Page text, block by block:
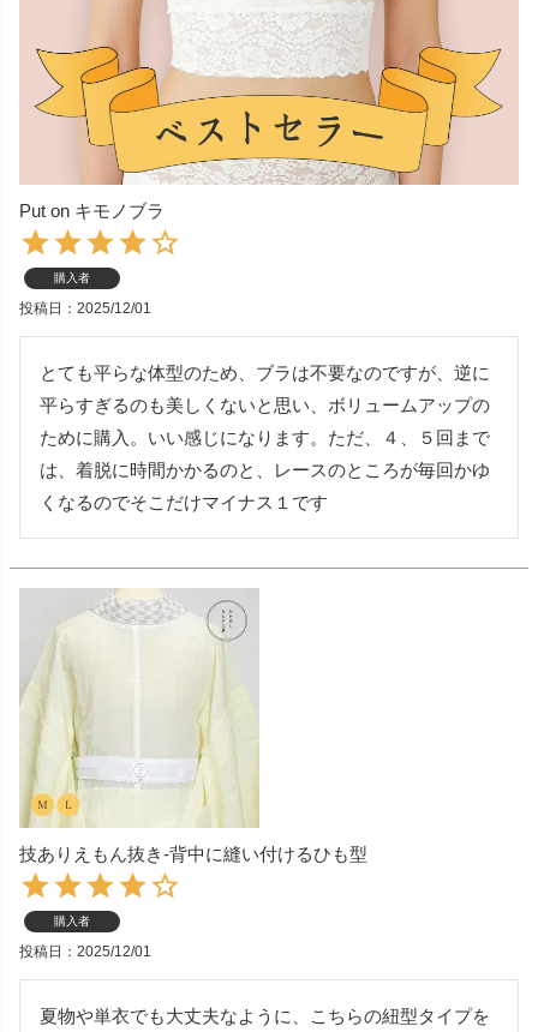
Put on キモノブラ
購入者
投稿日 2025/12/01
とても平らな体型のため、ブラは不要なのですが、逆に
平らすぎるのも美しくないと思い、ボリュームアップの
ために購入。いい感じになります。ただ、４、５回まで
は、着脱に時間かかるのと、レースのところが毎回かゆ
くなるのでそこだけマイナス１です
技ありえもん抜き-背中に縫い付けるひも型
購入者
投稿日 2025/12/01
夏物や単衣でも大丈夫なように、こちらの紐型タイプを